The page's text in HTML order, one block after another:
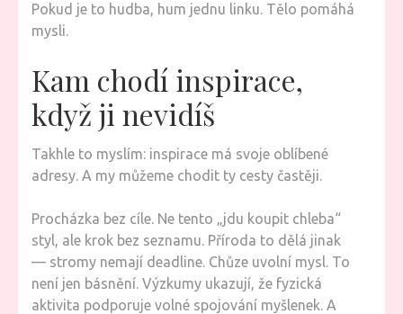
Pokud je to hudba, hum jednu linku. Tělo pomáhá
mysli.
Kam chodí inspirace,
když ji nevidíš
Takhle to myslím: inspirace má svoje oblíbené
adresy. A my můžeme chodit ty cesty častěji.
Procházka bez cíle. Ne tento „jdu koupit chleba“
styl, ale krok bez seznamu. Příroda to dělá jinak
— stromy nemají deadline. Chůze uvolní mysl. To
není jen básnění. Výzkumy ukazují, že fyzická
aktivita podporuje volné spojování myšlenek. A